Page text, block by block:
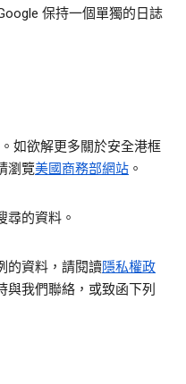
保持一個單獨的日誌
如欲解更多關於安全港框
瀏覽美國商務部網站 。
尋的資料。
的資料，請閱讀隱私權政
與我們聯絡，或致函下列